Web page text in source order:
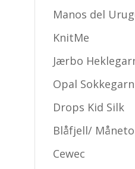
Manos del
KnitMe
Jærbo
Opal Sokkegarn
Drops Kid Silk
Blåfjell/
Cewec